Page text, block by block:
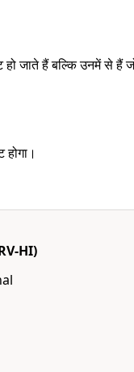
जाते हैं बल्कि उनमें से हैं
HI)